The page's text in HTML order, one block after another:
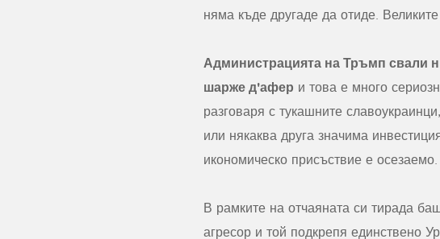
няма къде другаде да отиде.
Администрацията на Тръмп свали
шарже д'афер и това е много
разговаря с тукашните
или някаква друга значима
икономическо присъствие е осезаемо.
В рамките на отчаяната си тирада
агресор и той подкрепя единствено